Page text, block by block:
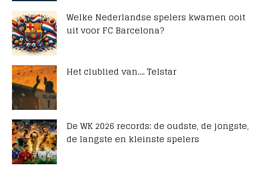
Welke Nederlandse spelers kwamen ooit
uit voor FC Barcelona?
Het clublied van…. Telstar
De WK 2026 records: de oudste, de jongste,
de langste en kleinste spelers